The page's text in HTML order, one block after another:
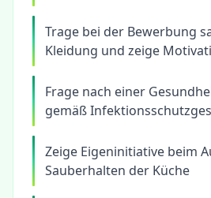
Trage bei der Bewerbung
Kleidung und zeige
Frage nach einer
gemäß
Zeige Eigeninitiative beim
Sauberhalten der Küche